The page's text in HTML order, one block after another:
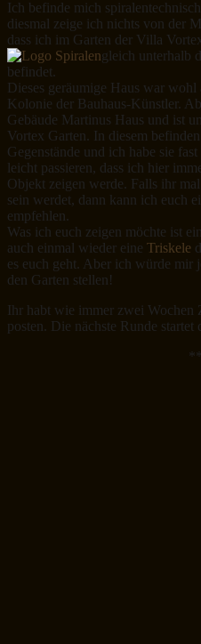
Ich befinde mich
diesmal zeige ich nichts von der
dass ich im Garten der Villa
gleich unterhalb
befindet.
Dieses geräumige Haus war
Kolonie der Bauhaus-Künstler.
Gebäude Martinus Haus und ist
Vortex Garten. In diesem
Gegenstände und ich habe sie
leicht passieren, dass ich hier
Objekt zeigen werde. Falls ihr
sein werdet, dann kann ich euch
empfehlen.
Was ich euch zeigen möchte ist
auch einmal wieder eine Triskele
es euch geht. Aber ich würde mir
den Garten stellen!
Ihr habt wie immer zwei Wochen
posten. Die nächste Runde